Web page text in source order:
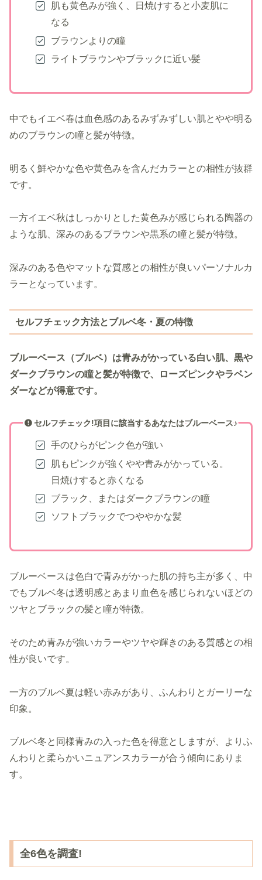
肌も黄色みが強く、日焼けすると小麦肌に
なる
ブラウンよりの瞳
ライトブラウンやブラックに近い髪
中でもイエベ春は血色感のあるみずみずしい肌とやや明る
めのブラウンの瞳と髪が特徴。
明るく鮮やかな色や黄色みを含んだカラーとの相性が抜群
です。
一方イエベ秋はしっかりとした黄色みが感じられる陶器の
ような肌、深みのあるブラウンや黒系の瞳と髪が特徴。
深みのある色やマットな質感との相性が良いパーソナルカ
ラーとなっています。
セルフチェック方法とブルベ冬・夏の特徴
ブルーベース（ブルベ）は青みがかっている白い肌、黒や
ダークブラウンの瞳と髪が特徴で、ローズピンクやラベン
ダーなどが得意です。
セルフチェック!項目に該当するあなたはブルーベース♪
手のひらがピンク色が強い
肌もピンクが強くやや青みがかっている。
日焼けすると赤くなる
ブラック、またはダークブラウンの瞳
ソフトブラックでつややかな髪
ブルーベースは色白で青みがかった肌の持ち主が多く、中
でもブルベ冬は透明感とあまり血色を感じられないほどの
ツヤとブラックの髪と瞳が特徴。
そのため青みが強いカラーやツヤや輝きのある質感との相
性が良いです。
一方のブルベ夏は軽い赤みがあり、ふんわりとガーリーな
印象。
ブルベ冬と同様青みの入った色を得意としますが、よりふ
んわりと柔らかいニュアンスカラーが合う傾向にありま
す。
全6色を調査!